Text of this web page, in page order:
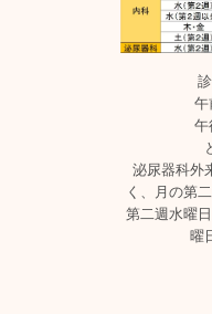
泌尿器科外
く、月の第
第二週水曜
曜